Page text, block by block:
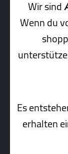
Wir sind
Wenn du
Es
erhalten